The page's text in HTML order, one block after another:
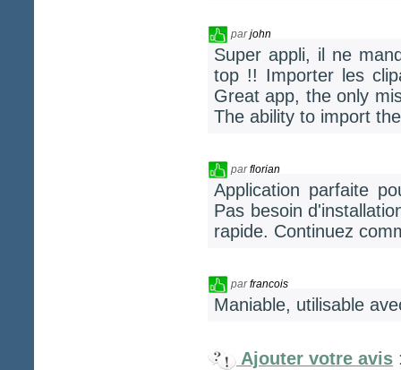
parjohn
Super appli, il ne
top !! Importer les
Great app, the only
The ability to import
parflorian
Application parfaite
Pas besoin
rapide. Continuez
parfrancois
Maniable, utilisable
Ajouter votre avis